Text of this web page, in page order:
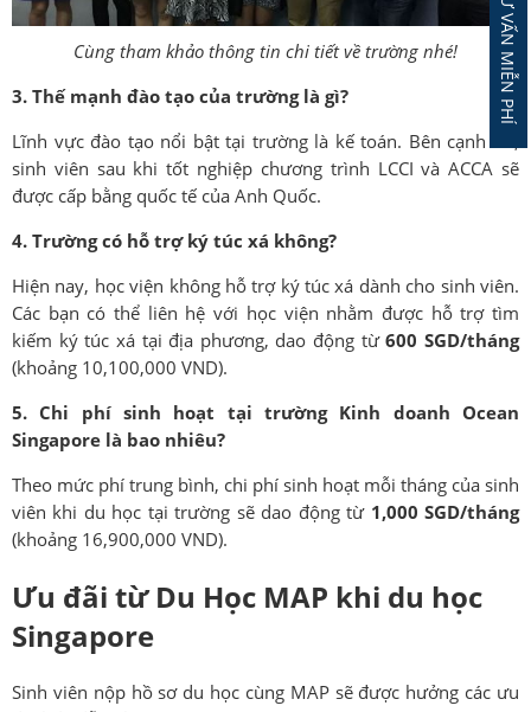
Cùng tham khảo thông tin chi tiết về trường nhé!
3. Thế mạnh đào tạo của trường là gì?
Lĩnh vực đào tạo nổi bật tại trường là kế toán. Bên cạnh đó,
sinh viên sau khi tốt nghiệp chương trình LCCI và ACCA sẽ
được cấp bằng quốc tế của Anh Quốc.
4. Trường có hỗ trợ ký túc xá không?
Hiện nay, học viện không hỗ trợ ký túc xá dành cho sinh viên.
Các bạn có thể liên hệ với học viện nhằm được hỗ trợ tìm
kiếm ký túc xá tại địa phương, dao động từ600 SGD/tháng
(khoảng 10,100,000 VND).
5. Chi phí sinh hoạt tại trường Kinh doanh Ocean
Singapore là bao nhiêu?
Theo mức phí trung bình, chi phí sinh hoạt mỗi tháng của sinh
viên khi du học tại trường sẽ dao động từ 1,000 SGD/tháng
(khoảng 16,900,000 VND).
Ưu đãi từ Du Học MAP khi du học
Singapore
Sinh viên nộp hồ sơ du học cùng MAP sẽ được hưởng các ưu